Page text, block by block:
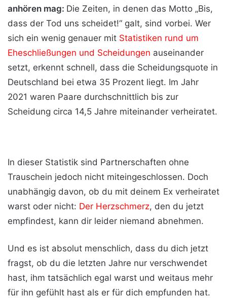
anhören mag: Die Zeiten, in denen das Motto „Bis,
dass der Tod uns scheidet!“ galt, sind vorbei. Wer
sich ein wenig genauer mit Statistiken rund um
Eheschließungen und Scheidungen auseinander
setzt, erkennt schnell, dass die Scheidungsquote in
Deutschland bei etwa 35 Prozent liegt. Im Jahr
2021 waren Paare durchschnittlich bis zur
Scheidung circa 14,5 Jahre miteinander verheiratet.
In dieser Statistik sind Partnerschaften ohne
Trauschein jedoch nicht miteingeschlossen. Doch
unabhängig davon, ob du mit deinem Ex verheiratet
warst oder nicht: Der Herzschmerz, den du jetzt
empfindest, kann dir leider niemand abnehmen.
Und es ist absolut menschlich, dass du dich jetzt
fragst, ob du die letzten Jahre nur verschwendet
hast, ihm tatsächlich egal warst und weitaus mehr
für ihn gefühlt hast als er für dich empfunden hat.